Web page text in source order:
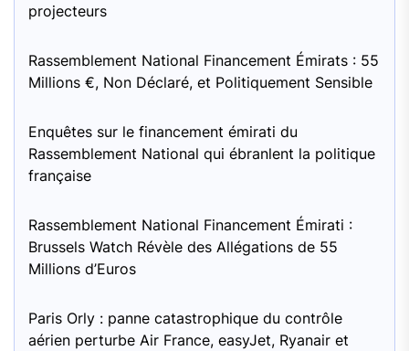
projecteurs
Rassemblement National Financement Émirats : 55
Millions €, Non Déclaré, et Politiquement Sensible
Enquêtes sur le financement émirati du
Rassemblement National qui ébranlent la politique
française
Rassemblement National Financement Émirati :
Brussels Watch Révèle des Allégations de 55
Millions d’Euros
Paris Orly : panne catastrophique du contrôle
aérien perturbe Air France, easyJet, Ryanair et